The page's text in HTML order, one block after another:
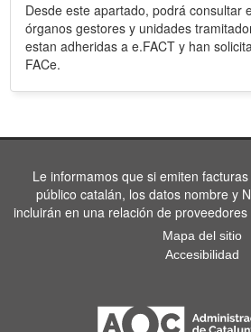
Desde este apartado, podrá consultar
órganos gestores y unidades
estan adheridas a e.FACT y han
FACe.
Le informamos que si emiten
público catalán, los datos nombre y
incluirán en una relación de
Mapa del sitio
Accesibilidad